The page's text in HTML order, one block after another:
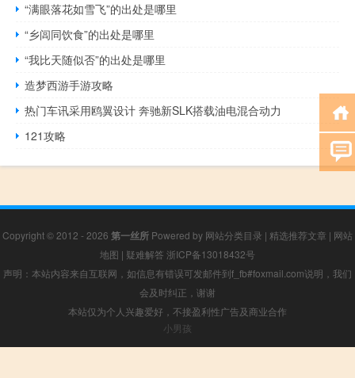
“满眼落花如雪飞”的出处是哪里
“乡闾同饮食”的出处是哪里
“我比天随似否”的出处是哪里
造梦西游手游攻略
热门车讯采用鸥翼设计 奔驰新SLK搭载油电混合动力
121攻略
Copyright © 2012 - 2026 第一丝所 Powered by 网站分类目录 | 精选推荐文章 | 网站
地图 | 疑难解答 浙ICP备13018432号
声明：本站内容来自互联网，如信息有错误可发邮件到f_fb#foxmail.com说明，我们
会及时纠正，谢谢
本站仅为个人兴趣爱好，不接盈利性广告及商业合作
小男孩